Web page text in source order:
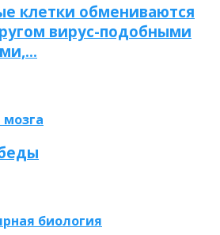
клетки обмениваются
вирус-подобными
биология